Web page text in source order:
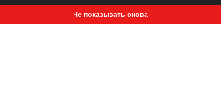
Не показывать снова
Укажите год и модель мотоцикла при